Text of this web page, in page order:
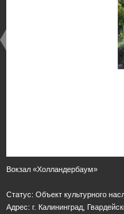
Вокзал «Холландербаум»
Статус: Объект культурного
Адрес: г. Калининград,